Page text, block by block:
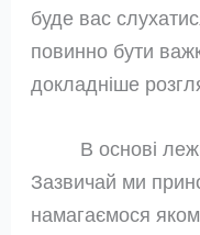
буде вас
повинно бути
докладніше
В основі
Зазвичай ми
намагаємося